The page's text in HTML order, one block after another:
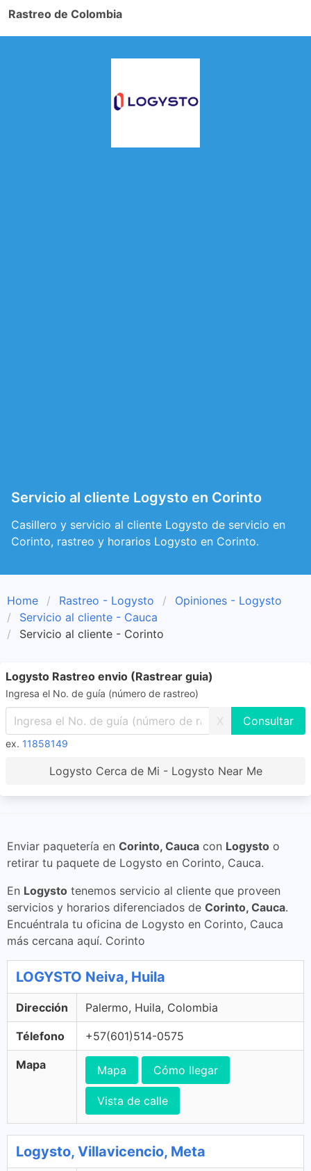
Rastreo de Colombia
Servicio al cliente Logysto en Corinto
Casillero y servicio al cliente Logysto de servicio en
Corinto, rastreo y horarios Logysto en Corinto.
Home Rastreo - Logysto
Opiniones - Logysto
Servicio al cliente - Cauca
Servicio al cliente - Corinto
Logysto Rastreo envio (Rastrear guia)
Ingresa el No. de guía (número de rastreo)
X
ex. 11858149
Logysto Cerca de Mi - Logysto Near Me
Enviar paquetería en Corinto, Cauca con Logysto o
retirar tu paquete de Logysto en Corinto, Cauca.
En Logysto tenemos servicio al cliente que proveen
servicios y horarios diferenciados de Corinto, Cauca.
Encuéntrala tu oficina de Logysto en Corinto, Cauca
más cercana aquí. Corinto
LOGYSTO Neiva, Huila
Dirección Palermo, Huila, Colombia
Télefono +57(601)514-0575
Mapa Mapa Cómo llegar
Vista de calle
Logysto, Villavicencio, Meta